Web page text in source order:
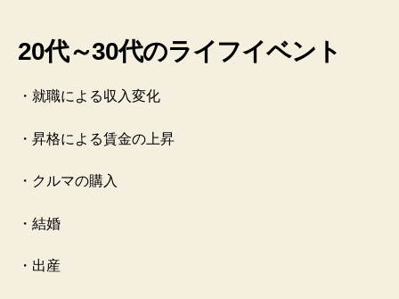
20代～30代のライフイベント
・就職による収入変化
・昇格による賃金の上昇
・クルマの購入
・結婚
・出産